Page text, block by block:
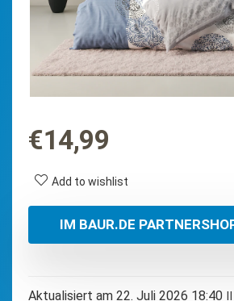
€14,99
Add to wishlist
IM BAUR.DE
Aktualisiert am 22. Juli 2026 18:40